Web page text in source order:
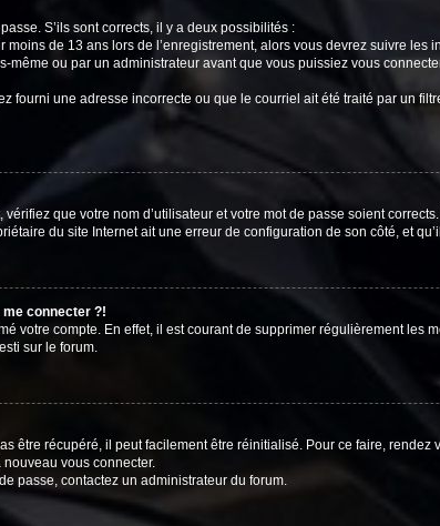
S’ils sont corrects, il y a deux possibilités :
de 13 ans lors de l’enregistrement, alors vous devrez suivre
ou par un administrateur avant que vous puissiez vous
fourni une adresse incorrecte ou que le courriel ait été traité par un
que votre nom d’utilisateur et votre mot de passe soient
du site Internet ait une erreur de configuration de son côté, et
connecter ?!
votre compte. En effet, il est courant de supprimer régulièrement
sur le forum.
être récupéré, il peut facilement être réinitialisé. Pour ce faire,
vous connecter.
passe, contactez un administrateur du forum.